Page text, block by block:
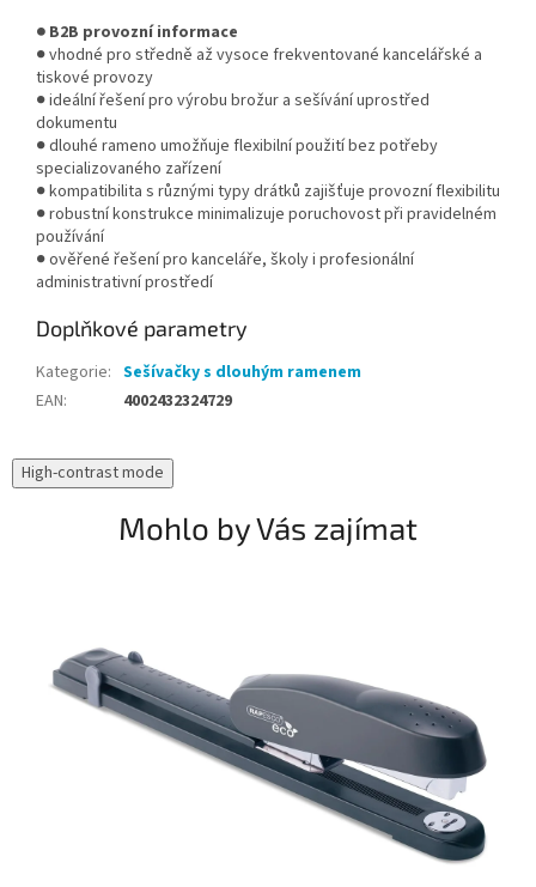
● B2B provozní informace
● vhodné pro středně až vysoce frekventované kancelářské a
tiskové provozy
● ideální řešení pro výrobu brožur a sešívání uprostřed
dokumentu
● dlouhé rameno umožňuje flexibilní použití bez potřeby
specializovaného zařízení
● kompatibilita s různými typy drátků zajišťuje provozní flexibilitu
● robustní konstrukce minimalizuje poruchovost při pravidelném
používání
● ověřené řešení pro kanceláře, školy i profesionální
administrativní prostředí
Doplňkové parametry
Kategorie: Sešívačky s dlouhým ramenem
EAN: 4002432324729
High-contrast mode
Mohlo by Vás zajímat